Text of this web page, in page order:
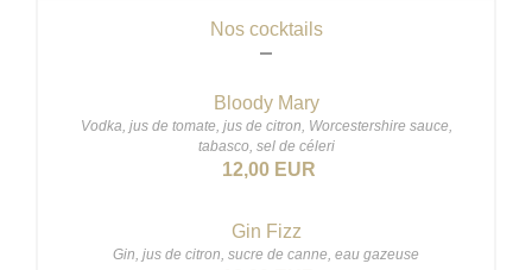
Nos cocktails
Bloody Mary
Vodka, jus de tomate, jus de citron, Worcestershire sauce,
tabasco, sel de céleri
12,00 EUR
Gin Fizz
Gin, jus de citron, sucre de canne, eau gazeuse